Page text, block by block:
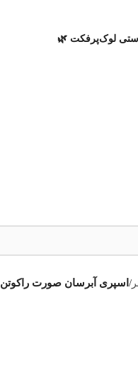
لوک‌پرفکت 🌿
/ اسپری آبرسان صورت راکوتن